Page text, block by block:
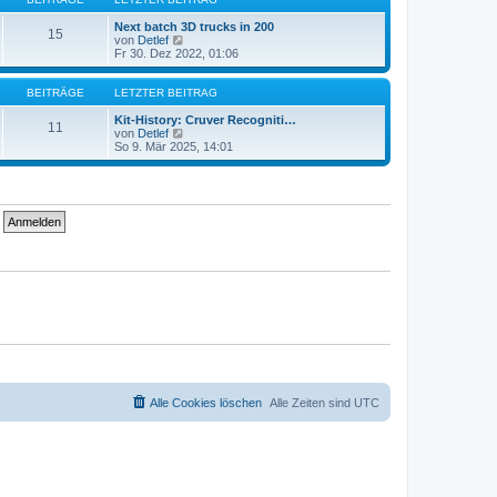
r
a
t
e
B
e
i
t
r
a
15
Next batch 3D trucks in 200
von Detlef
e
u
e
s
t
e
B
e
Fr 30. Dez 2022, 01:06
BEITRÄGE LETZTER BEITRAG
11
Kit-History: Cruver Recogniti…
von Detlef
e
u
So 9. Mär 2025, 14:01
Alle Zeiten sind UTC
Alle Cookies löschen